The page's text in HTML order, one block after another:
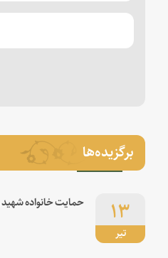
برگزیده‌ها
تیر
۱۳ حمایت خانواده